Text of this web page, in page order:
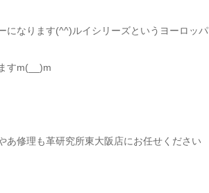
になります(^^)ルイシリーズというヨーロッパ
すm(__)m
あ修理も革研究所東大阪店にお任せください